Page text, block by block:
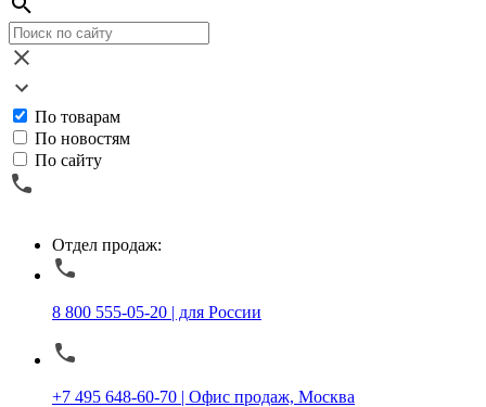
По товарам
По новостям
По сайту
Отдел продаж:
8 800 555-05-20 | для России
+7 495 648-60-70 | Офис продаж, Москва